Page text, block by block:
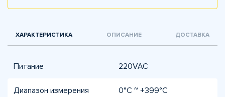
ХАРАКТЕРИСТИКА ОПИСАНИЕ ДОСТАВКА
Питание 220VAC
Диапазон измерения
0°C ~ +399°C